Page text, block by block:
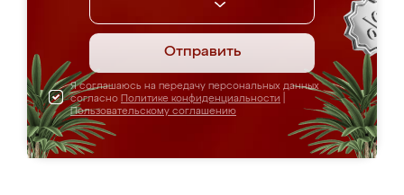
Отправить
Я соглашаюсь на передачу персональных данных
согласно Политике конфиденциальности
Пользовательскому соглашению